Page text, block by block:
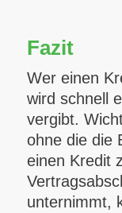
Fazit
Wer einen
wird schnell
vergibt.
ohne die die
einen Kredit
unternimmt,